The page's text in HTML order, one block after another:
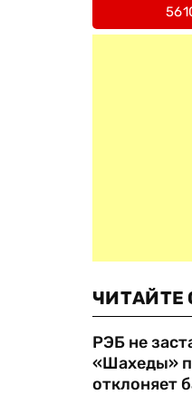
РЭБ не
«Шахеды»
отклоняет